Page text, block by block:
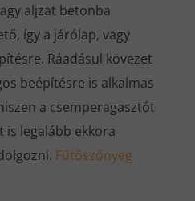
aljzat betonba
így a járólap, vagy
Ráadásul kövezet
beépítésre is alkalmas
a csemperagasztót
is legalább ekkora
Fűtőszőnyeg